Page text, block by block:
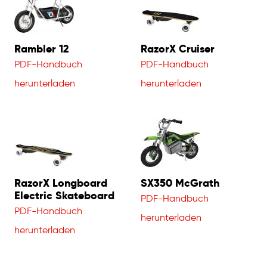
Rambler 12
PDF-Handbuch
herunterladen
RazorX Cruiser
PDF-Handbuch
herunterladen
RazorX Longboard
Electric Skateboard
PDF-Handbuch
herunterladen
SX350 McGrath
PDF-Handbuch
herunterladen